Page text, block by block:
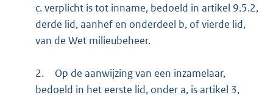
c. verplicht is tot inname, bedoeld in artikel 9.5.2,
derde lid, aanhef en onderdeel b, of vierde lid,
van de Wet milieubeheer.
2.
Op de aanwijzing van een inzamelaar,
bedoeld in het eerste lid, onder a, is artikel 3,